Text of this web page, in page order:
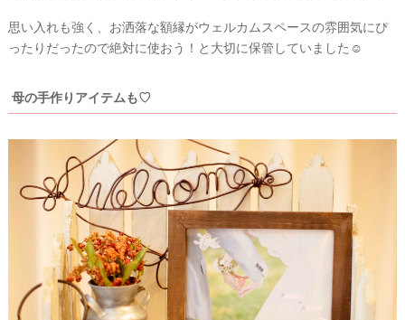
思い入れも強く、お洒落な額縁がウェルカムスペースの雰囲気にぴ
ったりだったので絶対に使おう！と大切に保管していました☺
母の手作りアイテムも♡
結
の